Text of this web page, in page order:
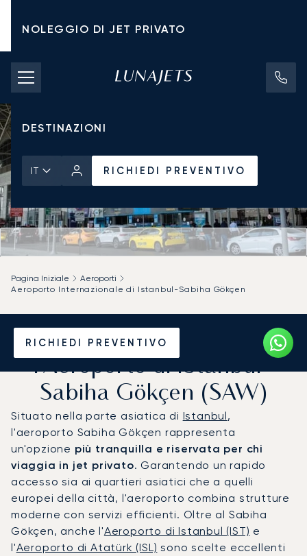
NOLEGGIO DI JET PRIVATO
TARIFFE DI NOLEGGIO
JET PRIVATI
DESTINAZIONI
IT RICHIEDI PREVENTIVO
RICHIEDI PREVENTIVO
Pagina Iniziale
Aeroporti
Aeroporto Internazionale di Istanbul-Sabiha Gökçen
Noleggio jet privato per
l'Aeroporto di Istanbul-
Sabiha Gökçen (SAW)
Situato nella parte asiatica di Istanbul,
l'aeroporto Sabiha Gökçen rappresenta
un'opzione più tranquilla e riservata per chi
viaggia in jet privato. Garantendo un rapido
accesso sia ai quartieri asiatici che a quelli
europei della città, l'aeroporto combina strutture
moderne con servizi efficienti. Oltre al Sabiha
Gökçen, anche l'Aeroporto di Istanbul (IST) e
l'Aeroporto di Atatürk (ISL) sono scelte eccellenti